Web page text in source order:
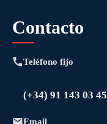
Contacto
Teléfono fijo
(+34) 91 143 03 45
Email